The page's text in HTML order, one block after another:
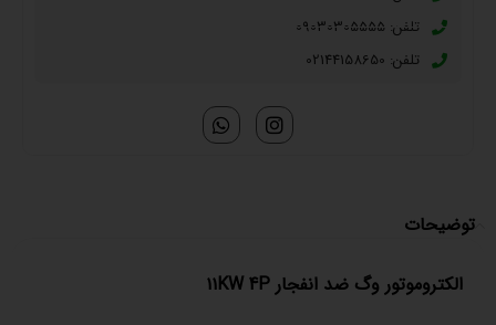
تلفن: 09030305555
تلفن: 02144158650
توضیحات
الکتروموتور وگ ضد انفجار ۱۱KW 4P